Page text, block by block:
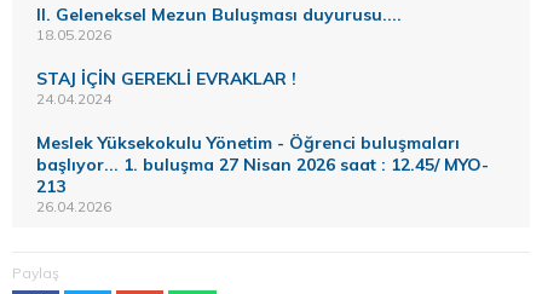
II. Geleneksel Mezun Buluşması duyurusu....
18.05.2026
STAJ İÇİN GEREKLİ EVRAKLAR !
24.04.2024
Meslek Yüksekokulu Yönetim - Öğrenci buluşmaları
başlıyor... 1. buluşma 27 Nisan 2026 saat : 12.45/ MYO-
213
26.04.2026
Paylaş